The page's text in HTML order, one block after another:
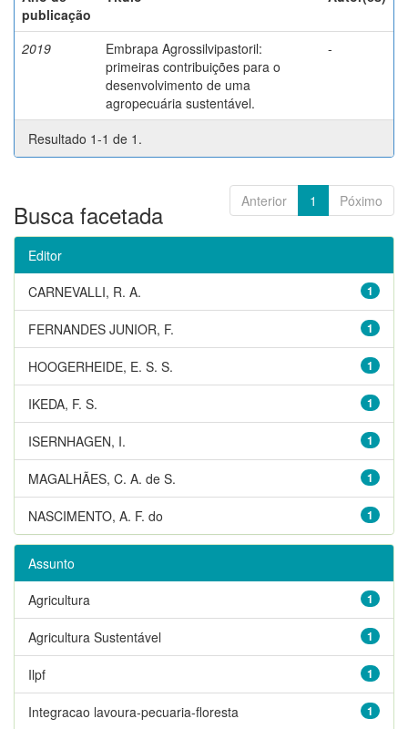
publicação
2019
Embrapa Agrossilvipastoril:
primeiras contribuições para o
desenvolvimento de uma
agropecuária sustentável.
-
Resultado 1-1 de 1.
Anterior 1 Póximo
Busca facetada
Editor
1
CARNEVALLI, R. A.
1
FERNANDES JUNIOR, F.
1
HOOGERHEIDE, E. S. S.
1
IKEDA, F. S.
1
ISERNHAGEN, I.
1
MAGALHÃES, C. A. de S.
1
NASCIMENTO, A. F. do
Assunto
1
Agricultura
1
Agricultura Sustentável
1
Ilpf
1
Integracao lavoura-pecuaria-floresta